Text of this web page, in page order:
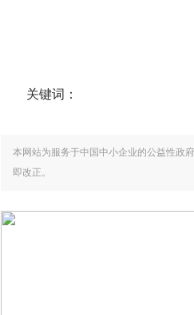
关键词：
本网站为服务于中国中小企业的公益性政
即改正。